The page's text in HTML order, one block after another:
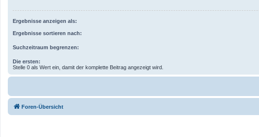
Ergebnisse anzeigen als:
Ergebnisse sortieren nach:
Suchzeitraum begrenzen:
Die ersten:
Stelle 0 als Wert ein, damit der komplette Beitrag angezeigt wird.
Foren-Übersicht